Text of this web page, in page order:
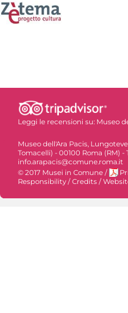
Leggi le recensioni su: Museo
Museo dell'Ara Pacis,
Tomacelli) - 00100 Roma (RM) -
info.arapacis@comune.roma.it
© 2017 Musei in Comune /
Responsibility /Credits /